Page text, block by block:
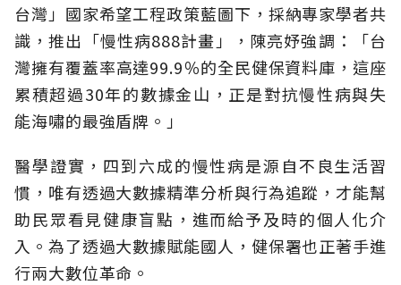
台灣」國家希望工程政策藍圖下，採納專家學者共
識，推出「慢性病888計畫」，陳亮妤強調：「台
灣擁有覆蓋率高達99.9％的全民健保資料庫，這座
累積超過30年的數據金山，正是對抗慢性病與失
能海嘯的最強盾牌。」
醫學證實，四到六成的慢性病是源自不良生活習
慣，唯有透過大數據精準分析與行為追蹤，才能幫
助民眾看見健康盲點，進而給予及時的個人化介
入。為了透過大數據賦能國人，健保署也正著手進
行兩大數位革命。